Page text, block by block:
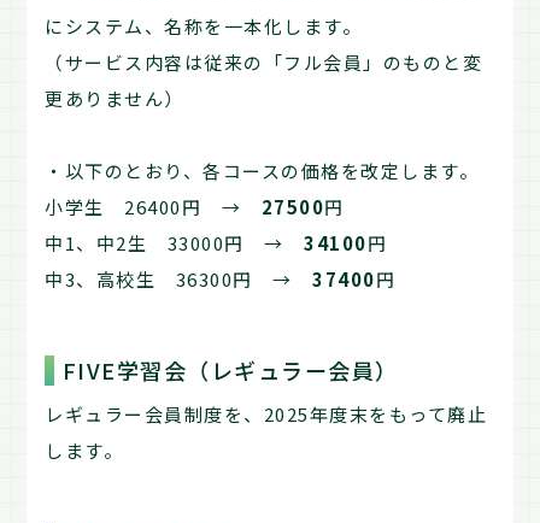
にシステム、名称を一本化します。
（サービス内容は従来の「フル会員」のものと変
更ありません）
・以下のとおり、各コースの価格を改定します。
小学生 26400円 → 27500円
中1、中2生 33000円 →34100円
中3、高校生 36300円 →37400円
FIVE学習会（レギュラー会員）
レギュラー会員制度を、2025年度末をもって廃止
します。